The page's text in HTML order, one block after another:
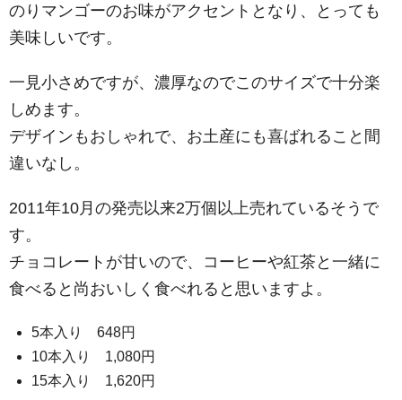
のりマンゴーのお味がアクセントとなり、とっても
美味しいです。
一見小さめですが、濃厚なのでこのサイズで十分楽
しめます。
デザインもおしゃれで、お土産にも喜ばれること間
違いなし。
2011年10月の発売以来2万個以上売れているそうで
す。
チョコレートが甘いので、コーヒーや紅茶と一緒に
食べると尚おいしく食べれると思いますよ。
5本入り 648円
10本入り 1,080円
15本入り 1,620円